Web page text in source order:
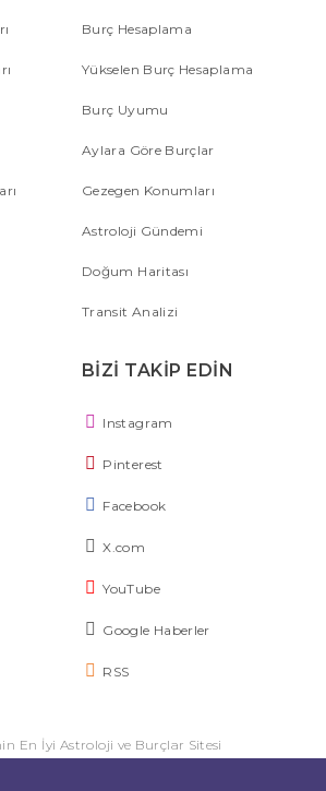
Burç Hesaplama
Yükselen Burç Hesaplama
Burç Uyumu
Aylara Göre Burçlar
Gezegen Konumları
Astroloji Gündemi
Doğum Haritası
Transit Analizi
BİZİ TAKİP EDİN
Instagram
Pinterest
Facebook
X.com
YouTube
Google Haberler
RSS
En İyi Astroloji ve Burçlar Sitesi